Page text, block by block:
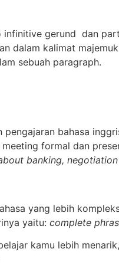
gerund dan
dalam kalimat
sebuah paragraph.
bahasa
formal dan
banking,
yang lebih
yaitu: complete
kamu lebih